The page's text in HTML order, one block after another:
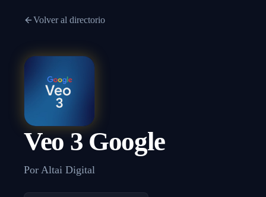
Volver al directorio
Veo 3 Google
Por Altai Digital